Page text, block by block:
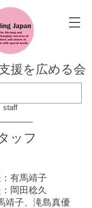
援を広める会
staff
ッフ
有馬靖子
岡田稔久
靖子、滝島真優